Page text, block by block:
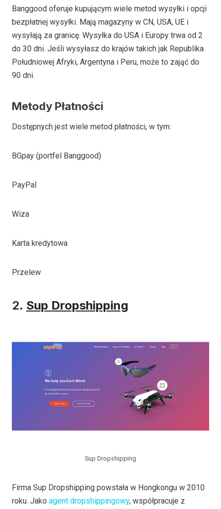
Banggood oferuje kupującym wiele metod wysyłki i opcji
bezpłatnej wysyłki. Mają magazyny w CN, USA, UE i
wysyłają za granicę. Wysyłka do USA i Europy trwa od 2
do 30 dni. Jeśli wysyłasz do krajów takich jak Republika
Południowej Afryki, Argentyna i Peru, może to zająć do
90 dni.
Metody Płatności
Dostępnych jest wiele metod płatności, w tym:
BGpay (portfel Banggood)
PayPal
Wiza
Karta kredytowa
Przelew
2. Sup Dropshipping
Sup Dropshipping
Firma Sup Dropshipping powstała w Hongkongu w 2010
roku. Jako agent dropshippingowy, współpracuje z